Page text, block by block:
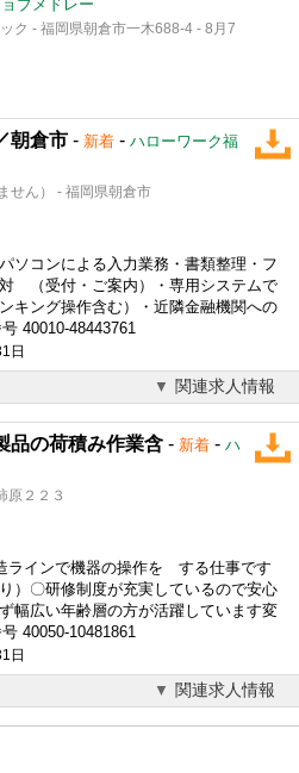
ブメドレー
ク - 福岡県朝倉市一木688-4 - 8月7
朝倉市 - 新着 - ハローワーク福
せん） - 福岡県朝倉市
ソコンによる入力業務・書類整理・フ
（受付・ご案内）・専用システムで
キング操作含む）・近隣金融機関への
40010-48443761
日
関連求人情報
品の荷積み作業含 - 新着 - ハ
２２３
ラインで機器の操作を する仕事です
）〇研修制度が充実しているので安心
幅広い年齢層の方が活躍しています変
40050-10481861
日
関連求人情報